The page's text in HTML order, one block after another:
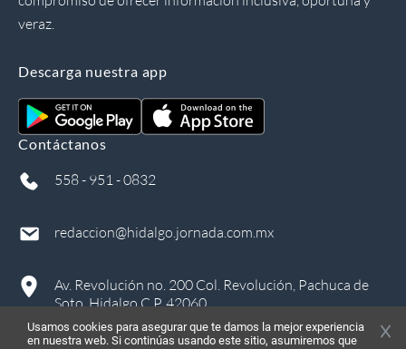
veraz.
Descarga nuestra app
Contáctanos
558 - 951 - 0832
redaccion@hidalgo.jornada.com.mx
Av. Revolución no. 200 Col. Revolución, Pachuca de
Soto, Hidalgo C.P. 42060
Usamos cookies para asegurar que te damos la mejor experiencia
en nuestra web. Si continúas usando este sitio, asumiremos que